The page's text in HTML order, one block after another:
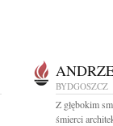
BYDGOSZCZ
Z głębokim
śmierci